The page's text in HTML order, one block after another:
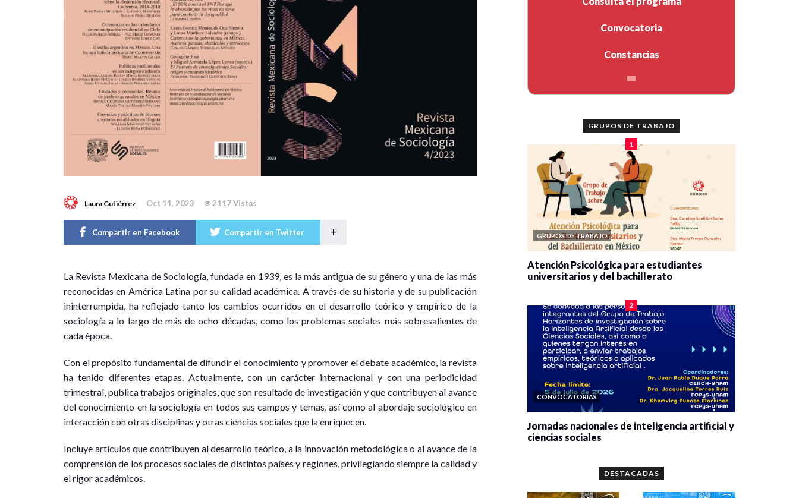
Laura Gutiérrez Oct 11, 2023 2117 Vistas
Compartir en Facebook Compartir en Twitter +
L a Revista Mexicana de Sociología, fundada en 1939, es la más antigua de su género y una de las más
reconocidas en América Latina por su calidad académica. A través de su historia y de su publicación
ininterrumpida, ha reflejado tanto los cambios ocurridos en el desarrollo teórico y empírico de la
sociología a lo largo de más de ocho décadas, como los problemas sociales más sobresalientes de
cada época.
Con el propósito fundamental de difundir el conocimiento y promover el debate académico, la revista
ha tenido diferentes etapas. Actualmente, con un carácter internacional y con una periodicidad
trimestral, publica trabajos originales, que son resultado de investigación y que contribuyen al avance
del conocimiento en la sociología en todos sus campos y temas, así como al abordaje sociológico en
interacción con otras disciplinas y otras ciencias sociales que la enriquecen.
Incluye artículos que contribuyen al desarrollo teórico, a la innovación metodológica o al avance de la
comprensión de los procesos sociales de distintos países y regiones, privilegiando siempre la calidad y
el rigor académicos.
Convocatoria
Constancias
GRUPOS DE TRABAJO
1
GRUPOS DE TRABAJO
Atención Psicológica para estudiantes
universitarios y del bachillerato
2
CONVOCATORIAS
Jornadas nacionales de inteligencia artificial y
ciencias sociales
DESTACADAS